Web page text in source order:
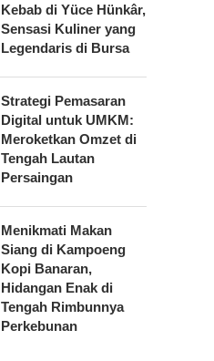
Kebab di Yüce Hünkâr,
Sensasi Kuliner yang
Legendaris di Bursa
Strategi Pemasaran
Digital untuk UMKM:
Meroketkan Omzet di
Tengah Lautan
Persaingan
Menikmati Makan
Siang di Kampoeng
Kopi Banaran,
Hidangan Enak di
Tengah Rimbunnya
Perkebunan